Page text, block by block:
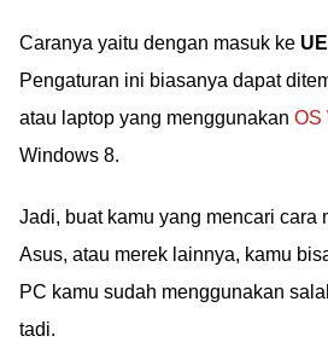
Caranya yaitu dengan masuk ke
Pengaturan ini biasanya dapat
atau laptop yang menggunakan OS
Windows 8.
Jadi, buat kamu yang mencari cara
Asus, atau merek lainnya, kamu
PC kamu sudah menggunakan
tadi.